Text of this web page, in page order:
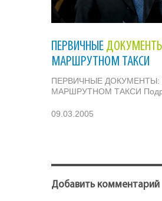
ПЕРВИЧНЫЕ
МАРШРУТНОМ ТАКСИ
ПЕРВИЧНЫЕ ДОКУМЕНТЫ:
МАРШРУТНОМ ТАКСИ
09.03.2005
Добавить комментарий